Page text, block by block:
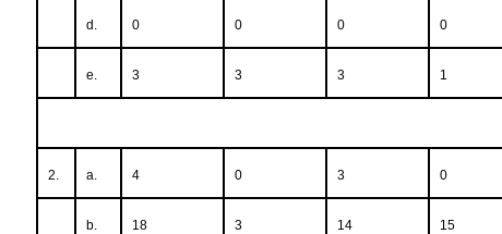
d. 0 0 0 0
e. 3 3 3 1
2. a. 4 0 3 0
b. 18 3 14 15